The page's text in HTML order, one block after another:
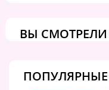
ВЫ СМОТРЕЛИ